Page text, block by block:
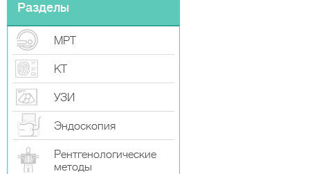
Разделы
МРТ
КТ
УЗИ
Эндоскопия
Рентгенологические
методы